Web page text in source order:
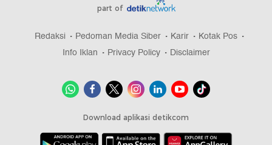
part of
Redaksi Pedoman Media Siber Karir
Kotak Pos
Info Iklan
Privacy Policy Disclaimer
Download aplikasi detikcom